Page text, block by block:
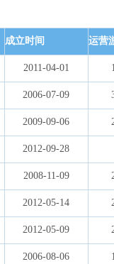
成立时间 运营
2011-04-01
2006-07-09
2009-09-06
2012-09-28
2008-11-09
2012-05-14
2012-05-09
2006-08-06